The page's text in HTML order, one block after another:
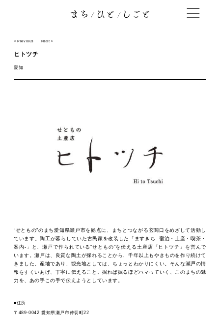
< Previous Next >
ヒトツチ
愛知
“せともの”のまち愛知県瀬戸市を拠点に、まちとつながる玄関口をめざして活動し
ています。陶工が暮らしていた古民家を改装した「ますきち -宿泊・土産・喫茶・
案内-」と、瀬戸で作られている“せともの”を伝える土産店「ヒトツチ」を営んで
います。瀬戸は、良質な陶土が採れることから、千年以上もやきものを作り続けて
きました。産地であり、観光地としては、ちょっとわかりにくい。そんな瀬戸の情
報をすくいあげ、丁寧に伝えること。掘れば掘るほどハマっていく、このまちの魅
力を、あの手この手で伝えようとしています。
■住所
〒489-0042 愛知県瀬戸市仲切町22